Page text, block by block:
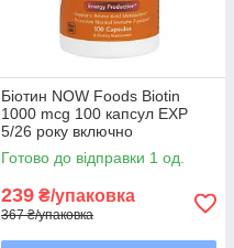
Біотин NOW Foods Biotin
1000 mcg 100 капсул EXP
5/26 року включно
Готово до відправки 1 од.
239 ₴/упаковка
367 ₴/упаковка